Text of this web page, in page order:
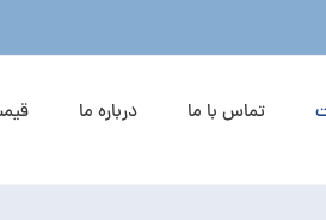
تماس با ما درباره ما